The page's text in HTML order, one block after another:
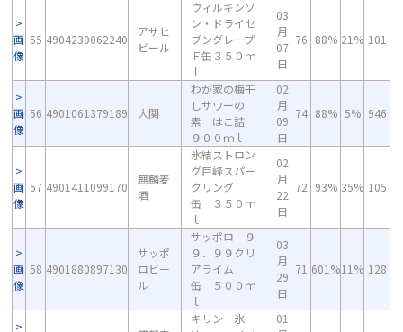
画
像
55 4904230062240
アサヒ
ビール
ウィルキンソ
ン・ドライセ
ブングレープ
Ｆ缶３５０ｍ
ｌ
03
月
07
日
76 88% 21% 101
画
像
56 4901061379189 大関
わが家の梅干
しサワーの
素 はこ詰
９００ｍｌ
02
月
09
日
74 88% 5% 946
画
像
57 4901411099170
麒麟麦
酒
氷結ストロン
グ巨峰スパー
クリング
缶 ３５０ｍ
ｌ
02
月
22
日
72 93% 35% 105
画
像
58 4901880897130
サッポ
ロビー
ル
サッポロ ９
９．９９クリ
アライム
缶 ５００ｍ
ｌ
03
月
29
日
71 601%11% 128
キリン 氷
01